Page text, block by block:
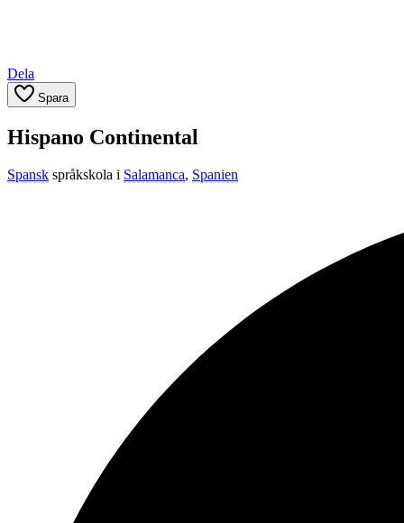
Dela
Spara
Hispano Continental
Spansk språkskola i Salamanca, Spanien